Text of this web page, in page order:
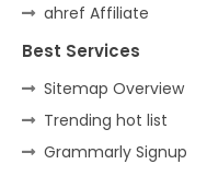
ahref Affiliate
Best Services
Sitemap Overview
Trending hot list
Grammarly Signup